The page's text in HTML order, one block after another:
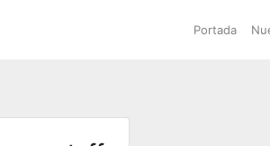
Portada